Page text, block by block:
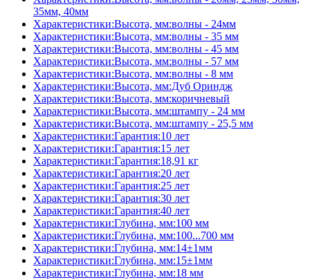
35мм, 40мм
Характеристики:Высота, мм:волны - 24мм
Характеристики:Высота, мм:волны - 35 мм
Характеристики:Высота, мм:волны - 45 мм
Характеристики:Высота, мм:волны - 57 мм
Характеристики:Высота, мм:волны - 8 мм
Характеристики:Высота, мм:Дуб Ориндж
Характеристики:Высота, мм:коричневый
Характеристики:Высота, мм:штампу - 24 мм
Характеристики:Высота, мм:штампу - 25,5 мм
Характеристики:Гарантия:10 лет
Характеристики:Гарантия:15 лет
Характеристики:Гарантия:18,91 кг
Характеристики:Гарантия:20 лет
Характеристики:Гарантия:25 лет
Характеристики:Гарантия:30 лет
Характеристики:Гарантия:40 лет
Характеристики:Глубина, мм:100 мм
Характеристики:Глубина, мм:100...700 мм
Характеристики:Глубина, мм:14±1мм
Характеристики:Глубина, мм:15±1мм
Характеристики:Глубина, мм:18 мм